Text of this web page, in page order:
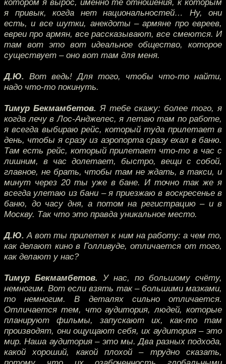
котором я вырос, именно те отношения, к которым
я привык, когда нет национальностей… Ну, они
есть, и все шутки, анекдоты – армяне про евреев,
евреи про армян, все рассказывают, все смеются. И
там вот это вот идеальное общество, которое
существует – оно вот там для меня.
Д.Ю. Вот ведь! Для того, чтобы что-то найти,
надо что-то покинуть.
Тимур Бекмамбетов. Я тебе скажу: более того, я
когда лечу в Лос-Анджелес, я летаю там по работе,
я всегда выбираю рейс, который туда прилетает в
день, чтобы я сразу из аэропорта сразу ехал в баню.
Там есть рейс, который прилетает что-то в час с
лишним, в час долетает, быстро, вещи с собой,
главное, не брать, чтобы там не ждать, в такси, и
минут через 20 ты уже в бане. И точно так же я
всегда улетаю из бани – я приезжаю в воскресенье в
баню, до часу дня, а потом на регистрацию – и в
Москву. Так что это правда уникальное место.
Д.Ю. А вот ты прилетел к ним на работу: а чем то,
как делают кино в Голливуде, отличается от того,
как делают у нас?
Тимур Бекмамбетов. У нас, по большому счёту,
немногим. Вот если взять так – большими мазками,
то немногим. В деталях сильно отличается.
Отличается тем, что аудитория, людей, которые
планируют фильмы, запускают их, как-то там
производят, они ощущают себя, их аудитория – это
мир. Наша аудитория – это мы. Два разных подхода,
какой хороший, какой плохой – трудно сказать,